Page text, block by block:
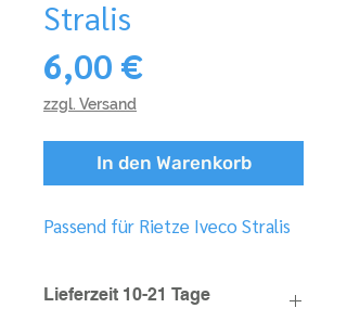
Stralis
6,00 €Preis
zzgl. Versand
In den Warenkorb
Passend für Rietze Iveco Stralis
Lieferzeit 10-21 Tage